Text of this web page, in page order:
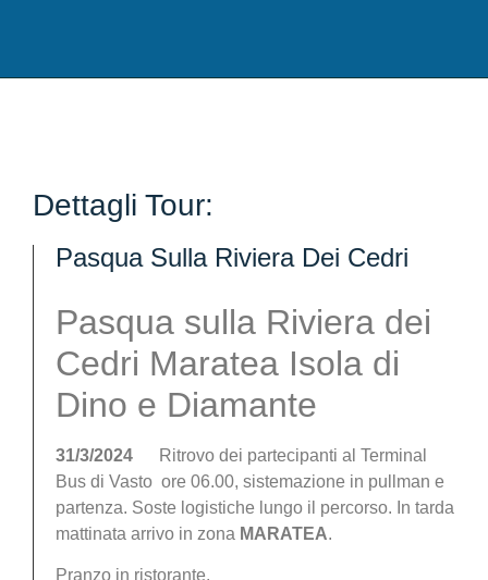
Dettagli Tour:
Pasqua Sulla Riviera Dei Cedri
Pasqua sulla Riviera dei
Cedri Maratea Isola di
Dino e Diamante
31/3/2024
Ritrovo dei partecipanti al Terminal
Bus di Vasto ore 06.00, sistemazione in pullman e
partenza. Soste logistiche lungo il percorso. In tarda
mattinata arrivo in zona MARATEA.
Pranzo in ristorante.